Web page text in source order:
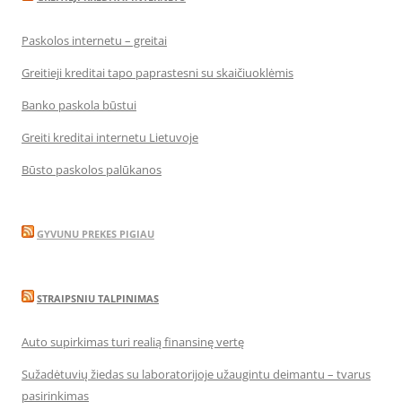
Paskolos internetu – greitai
Greitieji kreditai tapo paprastesni su skaičiuoklėmis
Banko paskola būstui
Greiti kreditai internetu Lietuvoje
Būsto paskolos palūkanos
GYVUNU PREKES PIGIAU
STRAIPSNIU TALPINIMAS
Auto supirkimas turi realią finansinę vertę
Sužadėtuvių žiedas su laboratorijoje užaugintu deimantu – tvarus
pasirinkimas